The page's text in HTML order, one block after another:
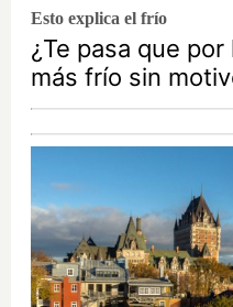
Esto explica el frío
¿Te pasa que
más frío sin